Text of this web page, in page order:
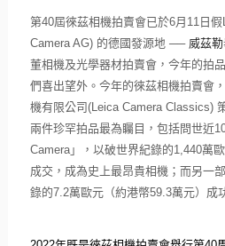
第40屆徠茲相機拍賣會已於6月 11 日假
Camera AG) 的德國發源地 ── 威茲勒
董相機及光學器材拍賣會， 今年的拍
們喜出望外。 今年的徠茲相機拍賣會
機有限公司(Leica Camera Classics)
兩件珍罕拍品最為矚目，包括問世近1
Camera」，以破世界紀錄的1,440萬
成交，成為史上最昂貴相機； 而另一
錄的7.2萬歐元（約港幣59.3萬元）成